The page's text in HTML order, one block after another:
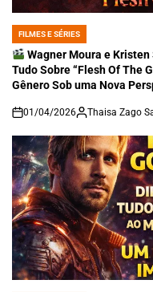
POSTED
IN
FILMES E SÉRIES
Wagner Moura e
Tudo Sobre “Flesh Of The
Gênero Sob uma Nova
on
01/04/2026 Thaisa Zago